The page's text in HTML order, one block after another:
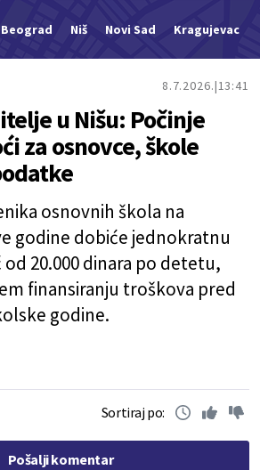
Beograd Niš Novi Sad Kragujevac
8.7.2026. 13:41
u Nišu: Počinje
za osnovce, škole
osnovnih škola na
godine dobiće jednokratnu
20.000 dinara po detetu,
finansiranju troškova pred
godine.
Sortiraj po:
Pošalji komentar